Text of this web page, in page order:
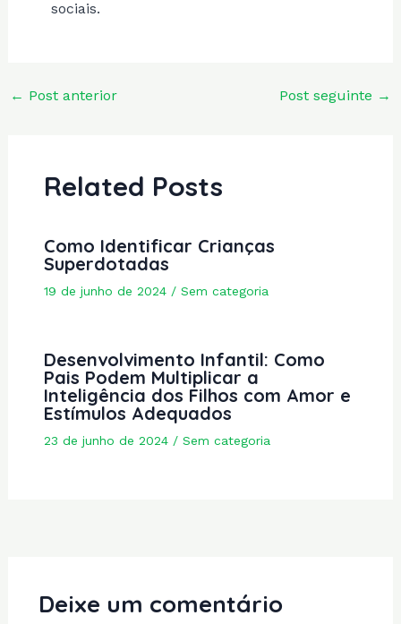
sociais.
Post
← Post anterior Post seguinte →
Related Posts
Como Identificar Crianças
Superdotadas
19 de junho de 2024 / Sem categoria
Desenvolvimento Infantil: Como
Pais Podem Multiplicar a
Inteligência dos Filhos com Amor e
Estímulos Adequados
23 de junho de 2024 / Sem categoria
Deixe um comentário